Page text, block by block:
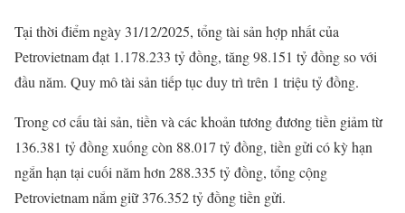
Tại thời điểm ngày 31/12/2025, tổng tài sản hợp nhất của
Petrovietnam đạt 1.178.233 tỷ đồng, tăng 98.151 tỷ đồng so với
đầu năm. Quy mô tài sản tiếp tục duy trì trên 1 triệu tỷ đồng.
Trong cơ cấu tài sản, tiền và các khoản tương đương tiền giảm từ
136.381 tỷ đồng xuống còn 88.017 tỷ đồng, tiền gửi có kỳ hạn
ngắn hạn tại cuối năm hơn 288.335 tỷ đồng, tổng cộng
Petrovietnam nắm giữ 376.352 tỷ đồng tiền gửi.